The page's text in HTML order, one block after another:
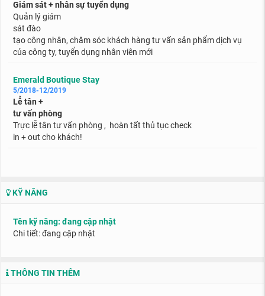
Giám sát + nhân sự tuyển dụng
Quản lý giám
sát đào
tạo công nhân, chăm sóc khách hàng tư vấn sản phẩm dịch vụ
của công ty, tuyển dụng nhân viên mới
Emerald Boutique Stay
5/2018-12/2019
Lễ tân +
tư vấn phòng
Trực lễ tân tư vấn phòng , hoàn tất thủ tục check
in + out cho khách!
KỸ NĂNG
Tên kỹ năng: đang cập nhật
Chi tiết: đang cập nhật
THÔNG TIN THÊM